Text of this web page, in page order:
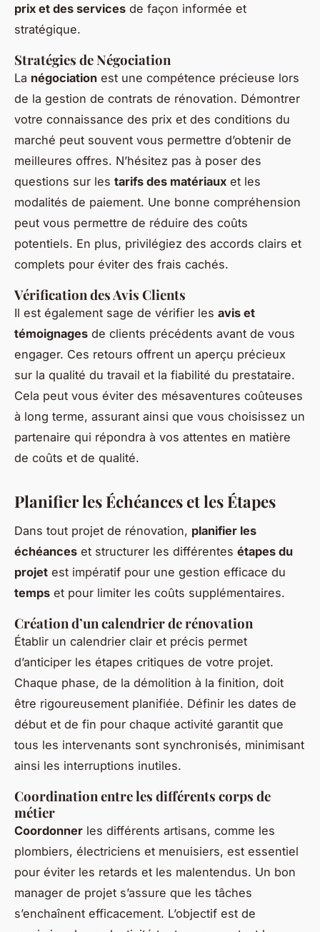
prix et des services de façon informée et
stratégique.
Stratégies de Négociation
La négociation est une compétence précieuse lors
de la gestion de contrats de rénovation. Démontrer
votre connaissance des prix et des conditions du
marché peut souvent vous permettre d’obtenir de
meilleures offres. N’hésitez pas à poser des
questions sur les tarifs des matériaux et les
modalités de paiement. Une bonne compréhension
peut vous permettre de réduire des coûts
potentiels. En plus, privilégiez des accords clairs et
complets pour éviter des frais cachés.
Vérification des Avis Clients
Il est également sage de vérifier les avis et
témoignages de clients précédents avant de vous
engager. Ces retours offrent un aperçu précieux
sur la qualité du travail et la fiabilité du prestataire.
Cela peut vous éviter des mésaventures coûteuses
à long terme, assurant ainsi que vous choisissez un
partenaire qui répondra à vos attentes en matière
de coûts et de qualité.
Planifier les Échéances et les Étapes
Dans tout projet de rénovation, planifier les
échéances et structurer les différentes étapes du
projet est impératif pour une gestion efficace du
temps et pour limiter les coûts supplémentaires.
Création d’un calendrier de rénovation
Établir un calendrier clair et précis permet
d’anticiper les étapes critiques de votre projet.
Chaque phase, de la démolition à la finition, doit
être rigoureusement planifiée. Définir les dates de
début et de fin pour chaque activité garantit que
tous les intervenants sont synchronisés, minimisant
ainsi les interruptions inutiles.
Coordination entre les différents corps de
métier
Coordonner les différents artisans, comme les
plombiers, électriciens et menuisiers, est essentiel
pour éviter les retards et les malentendus. Un bon
manager de projet s’assure que les tâches
s’enchaînent efficacement. L’objectif est de